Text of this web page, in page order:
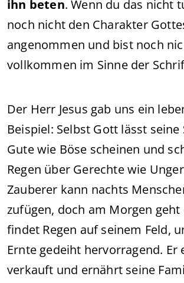
ihn beten. Wenn du das nicht
noch nicht den Charakter
angenommen und bist noch
vollkommen im Sinne der
Der Herr Jesus gab uns ein
Beispiel: Selbst Gott lässt seine
Gute wie Böse scheinen und
Regen über Gerechte wie
Zauberer kann nachts
zufügen, doch am Morgen geht
findet Regen auf seinem Feld,
Ernte gedeiht hervorragend. Er
verkauft und ernährt seine